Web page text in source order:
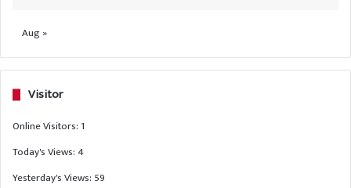
Aug »
Visitor
Online Visitors: 1
Today's Views:4
Yesterday's Views: 59